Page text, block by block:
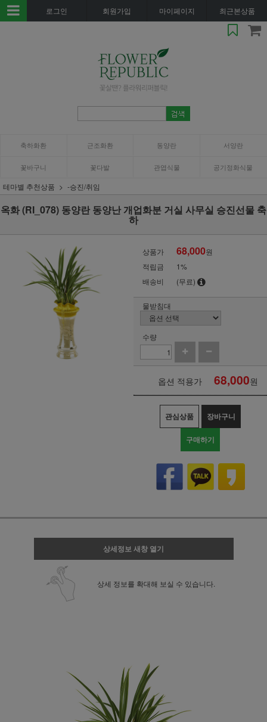
로그인 회원가입 마이페이지 최근본상품
축하화환 근조화환 동양란 서양란
꽃바구니 꽃다발 관엽식물 공기정화식물
테마별 추천상품 -승진/취임
옥화 (RI_078) 동양란 동양난 개업화분 거실 사무실 승진선물 축
하
상품가 68,000원
적립금
1%
배송비
(무료)
물받침대
수량
옵션 적용가 68,000원
관심상품 장바구니
구매하기
상세정보 새창 열기
상세 정보를 확대해 보실 수 있습니다.